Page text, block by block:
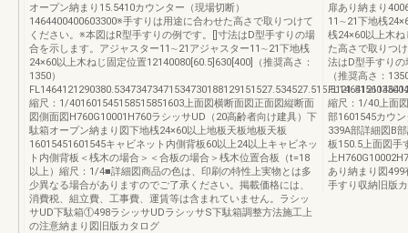
オープン納まり15.5410カウンター（現場切断）
1464400400603300※手すりは用途に合わせた高さで取りつけて
ください。※本図はR型手すりの例です。[]寸法はD型手すりの場
合を示します。アジャスター11∼21アジャスター11∼21下地桟
24×60以上木ねじ固定位置12140080[60.5]630[400]（推奨高さ：
1350）
縮尺：1/401601545158515851603上面図横断面図正面図縦断面
図側面図H760G10001H760ラシッサUD（20高齢者向け建具）下
駄箱オープン納まり図下地桟24×60以上地板天板地板天板
16015451601545キャビネット内側背板60以上24以上キャビネッ
ト内側背板＜桟木の場合＞＜合板の場合＞桟木位置合板（t=18
以上）縮尺：1/4■詳細図商品の色は、印刷の特性上実物とは多
少異なる場合がありますのでご了承ください。掲載価格には、
消費税、組立費、工事費、運賃等は含まれていません。ラシッ
サUD下駄箱①498ラシッサUDラシッサS下駄箱調整方法施工上
の注意納まり図旧版カタログ
扉あり納まり
11∼21下地桟
桟24×60以上木
た高さで取りつ
法はD型手すり
（推奨高さ：
縮尺：1/40上面
部1601545カウ
339A部詳細図B
板150.5上面図手
上
あり納まり図
手すり収納旧版